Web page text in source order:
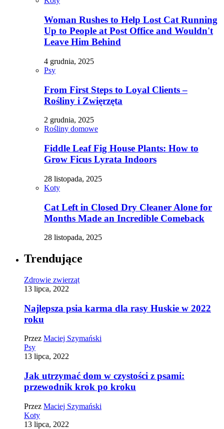
Woman Rushes to Help Lost Cat Running
Up to People at Post Office and Wouldn't
Leave Him Behind
4 grudnia, 2025
Psy
From First Steps to Loyal Clients –
Rośliny i Zwięrzęta
2 grudnia, 2025
Rośliny domowe
Fiddle Leaf Fig House Plants: How to
Grow Ficus Lyrata Indoors
28 listopada, 2025
Koty
Cat Left in Closed Dry Cleaner Alone for
Months Made an Incredible Comeback
28 listopada, 2025
Trendujące
Zdrowie zwierząt
13 lipca, 2022
Najlepsza psia karma dla rasy Huskie w 2022
roku
Przez Maciej Szymański
Psy
13 lipca, 2022
Jak utrzymać dom w czystości z psami:
przewodnik krok po kroku
Przez Maciej Szymański
Koty
13 lipca, 2022